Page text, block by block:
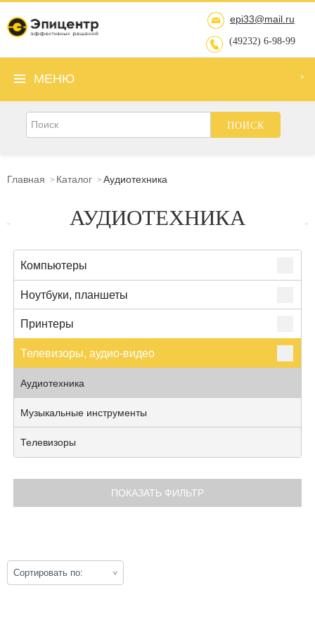
epi33@mail.ru
(49232) 6-98-99
МЕНЮ
Главная Каталог Аудиотехника
АУДИОТЕХНИКА
Компьютеры
Ноутбуки, планшеты
Принтеры
Телевизоры, аудио-видео
Аудиотехника
Музыкальные инструменты
Телевизоры
ПОКАЗАТЬ ФИЛЬТР
Сортировать по: